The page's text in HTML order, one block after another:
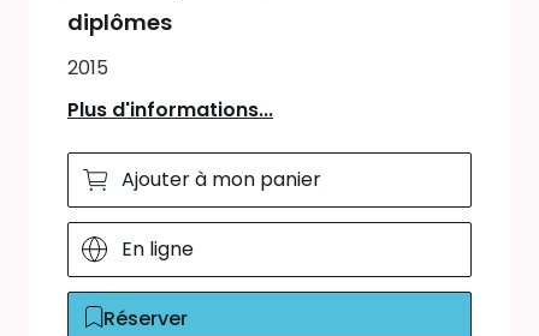
diplômes
2015
Plus d'informations...
Ajouter à mon panier
En ligne
Réserver